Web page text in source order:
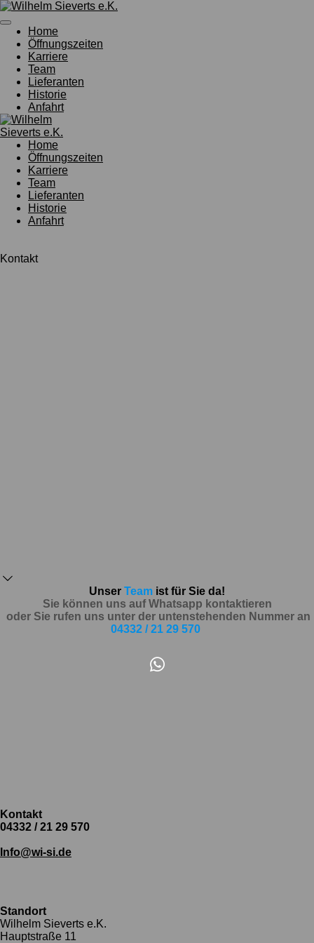
Zum
Hauptinhalt
springen
Home
Öffnungszeiten
Karriere
Team
Lieferanten
Historie
Anfahrt
Home
Öffnungszeiten
Karriere
Team
Lieferanten
Historie
Anfahrt
Kontakt
Unser Team ist für Sie da!
Sie können uns auf Whatsapp kontaktieren
oder Sie rufen uns unter der untenstehenden Nummer an
04332 / 21 29 570
W
Kontakt
04332 / 21 29 570
Info@wi-si.de
Standort
Wilhelm Sieverts e.K.
Hauptstraße 11